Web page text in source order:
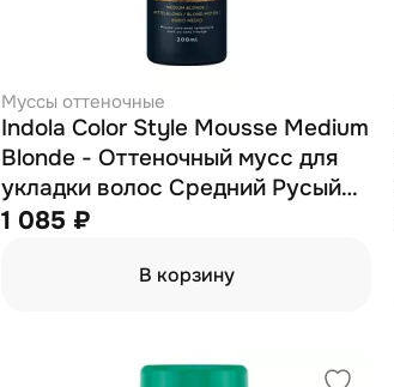
Муссы оттеночные
Indola Color Style Mousse Medium
Blonde - Оттеночный мусс для
укладки волос Средний Русый
200 мл
1 085 ₽
В корзину